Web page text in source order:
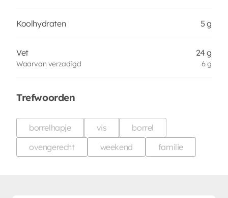
Koolhydraten 5 g
Vet 24 g
Waarvan verzadigd 6 g
Trefwoorden
borrelhapje vis
borrel
ovengerecht
weekend familie